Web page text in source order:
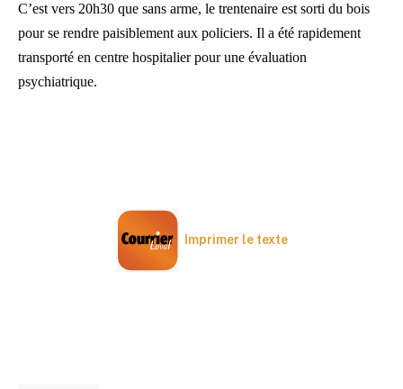
C’est vers 20h30 que sans arme, le trentenaire est sorti du bois
pour se rendre paisiblement aux policiers. Il a été rapidement
transporté en centre hospitalier pour une évaluation
psychiatrique.
Imprimer le texte